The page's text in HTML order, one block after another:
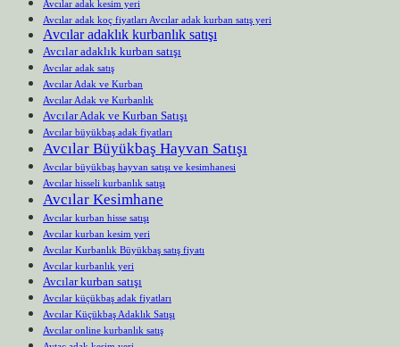
Avcılar adak kesim yeri
Avcılar adak koç fiyatları Avcılar adak kurban satış yeri
Avcılar adaklık kurbanlık satışı
Avcılar adaklık kurban satışı
Avcılar adak satış
Avcılar Adak ve Kurban
Avcılar Adak ve Kurbanlık
Avcılar Adak ve Kurban Satışı
Avcılar büyükbaş adak fiyatları
Avcılar Büyükbaş Hayvan Satışı
Avcılar büyükbaş hayvan satışı ve kesimhanesi
Avcılar hisseli kurbanlık satışı
Avcılar Kesimhane
Avcılar kurban hisse satışı
Avcılar kurban kesim yeri
Avcılar Kurbanlık Büyükbaş satış fiyatı
Avcılar kurbanlık yeri
Avcılar kurban satışı
Avcılar küçükbaş adak fiyatları
Avcılar Küçükbaş Adaklık Satışı
Avcılar online kurbanlık satış